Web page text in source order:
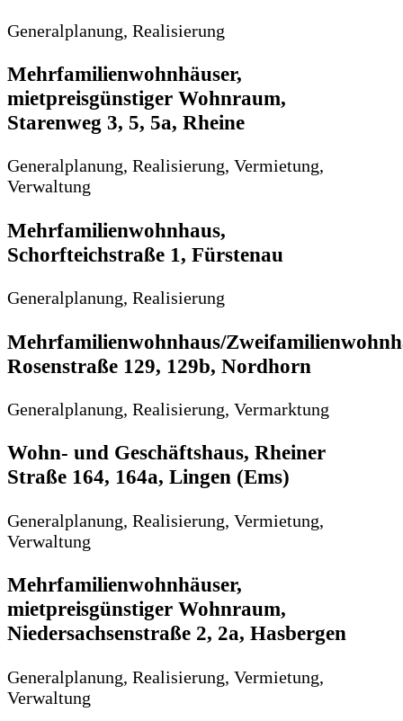
Generalplanung, Realisierung
Mehrfamilienwohnhäuser,
mietpreisgünstiger Wohnraum,
Starenweg 3, 5, 5a, Rheine
Generalplanung, Realisierung, Vermietung,
Verwaltung
Mehrfamilienwohnhaus,
Schorfteichstraße 1, Fürstenau
Generalplanung, Realisierung
Mehrfamilienwohnhaus/
Rosenstraße 129, 129b, Nordhorn
Generalplanung, Realisierung, Vermarktung
Wohn- und Geschäftshaus, Rheiner
Straße 164, 164a, Lingen (Ems)
Generalplanung, Realisierung, Vermietung,
Verwaltung
Mehrfamilienwohnhäuser,
mietpreisgünstiger Wohnraum,
Niedersachsenstraße 2, 2a, Hasbergen
Generalplanung, Realisierung, Vermietung,
Verwaltung